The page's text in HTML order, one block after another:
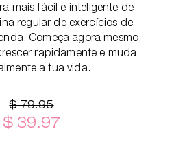
mais fácil e inteligente de
regular de exercícios de
Começa agora mesmo,
rapidamente e muda
a tua vida.
$ 79.95
$ 39.97